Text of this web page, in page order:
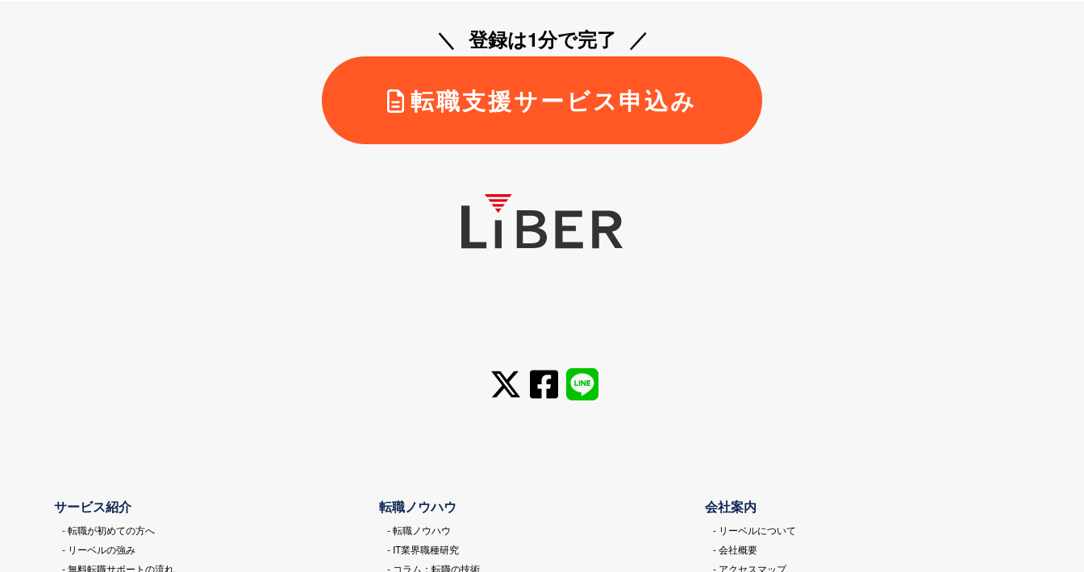
登録は1分で完了
転職支援サービス申込み
サービス紹介
- 転職が初めての方へ
- リーベルの強み
- 無料転職サポートの流れ
転職ノウハウ
- 転職ノウハウ
- IT業界職種研究
- コラム：転職の技術
会社案内
- リーベルについて
- 会社概要
- アクセスマップ